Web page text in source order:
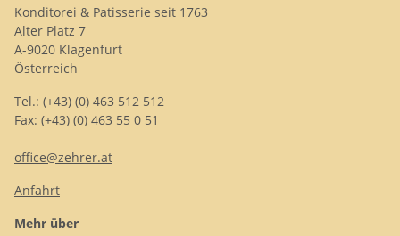
Konditorei & Patisserie seit 1763
Alter Platz 7
A-9020 Klagenfurt
Österreich
Tel.: (+43) (0) 463 512 512
Fax: (+43) (0) 463 55 0 51
office@zehrer.at
Anfahrt
Mehr über